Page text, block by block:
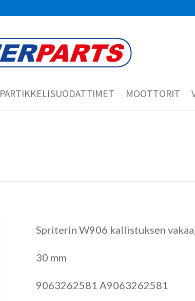
PARTIKKELISUODATTIMET MOOTTORIT
Spriterin W906 kallistuksen
30 mm
9063262581 A9063262581